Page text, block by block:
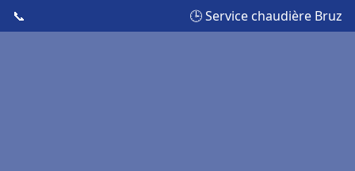
📞 🕒 Service chaudière Bruz